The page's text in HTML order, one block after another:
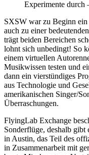
Experimente durch
SXSW war zu Beginn
auch zu einer
trägt beiden Bereichen
lohnt sich unbedingt! So
einem virtuellen
Musikwissen testen und
dann ein vierstündiges
aus Technologie und
amerikanischen Singer/
Überraschungen.
FlyingLab Exchange
Sonderflüge, deshalb gibt
in Austin, das Teil des
in Zusammenarbeit mit